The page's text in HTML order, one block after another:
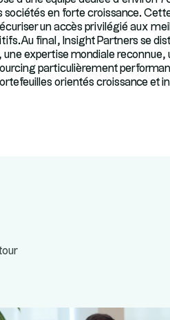
sociétés en forte croissance.
un accès privilégié aux
final, Insight Partners se
expertise mondiale reconnue,
particulièrement
orientés croissance et